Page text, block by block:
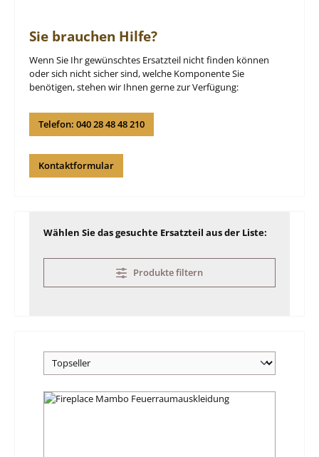
Sie brauchen Hilfe?
Wenn Sie Ihr gewünschtes Ersatzteil nicht finden können
oder sich nicht sicher sind, welche Komponente Sie
benötigen, stehen wir Ihnen gerne zur Verfügung:
Telefon: 040 28 48 48 210
Kontaktformular
Wählen Sie das gesuchte Ersatzteil aus der Liste:
Produkte filtern